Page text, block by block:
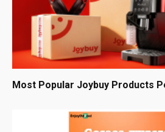
Most Popular Joybuy Products